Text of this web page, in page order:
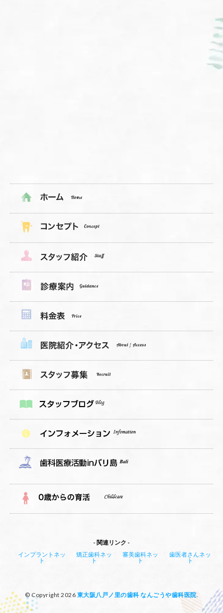
関連リンク
インプラントネッ
ト
矯正歯科ネッ
ト
審美歯科ネッ
ト
歯医者さんネッ
ト
© Copyright 2026 東大阪八戸ノ里の歯科 なんごうや歯科医院.